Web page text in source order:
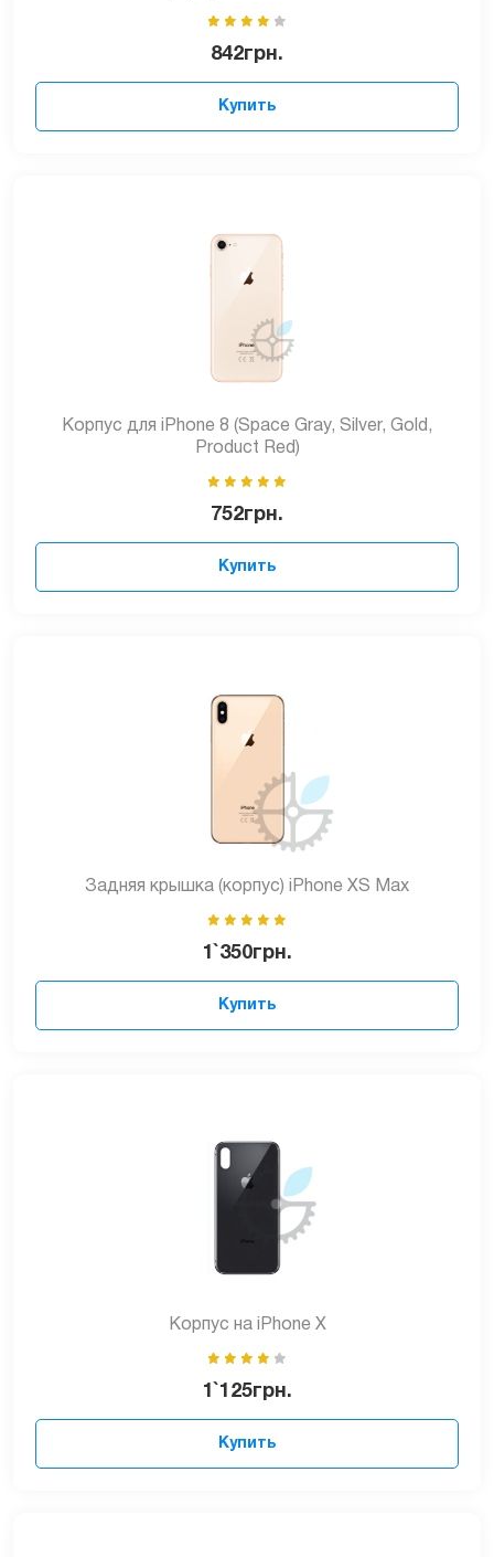
842грн.
Купить
Корпус для iPhone 8 (Space Gray, Silver, Gold,
Product Red)
752грн.
Купить
Задняя крышка (корпус) iPhone XS Max
1`350грн.
Купить
Корпус на iPhone Х
1`125грн.
Купить